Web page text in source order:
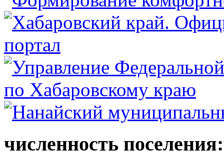
численность поселения: